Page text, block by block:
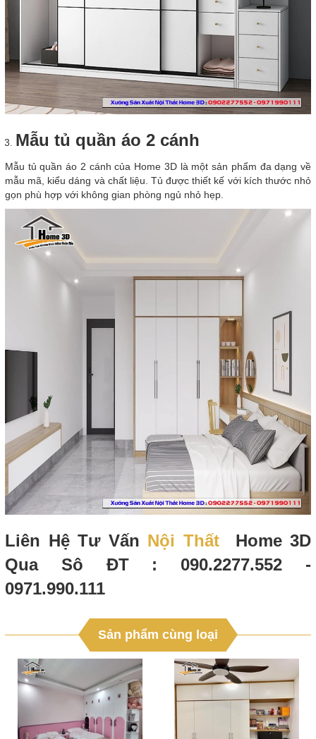
Mẫu tủ quần áo 2 cánh
Mẫu tủ quần áo 2 cánh của Home 3D là một sản phẩm đa dạng về
mẫu mã, kiểu dáng và chất liệu. Tủ được thiết kế với kích thước nhỏ
gọn phù hợp với không gian phòng ngủ nhỏ hẹp.
Liên Hệ Tư Vấn Nội ThấtHome 3D
Qua Sô ĐT : 090.2277.552 -
0971.990.111
Sản phẩm cùng loại